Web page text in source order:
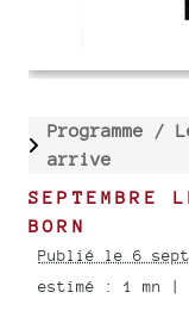
Programme /
arrive
SEPTEMBRE
BORN
Publié le 6
estimé : 1 mn |